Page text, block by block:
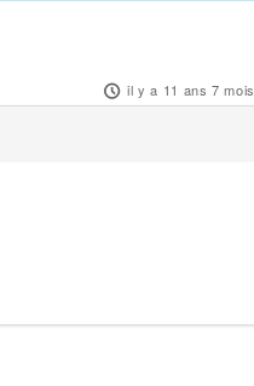
il y a 11 ans 7 mois